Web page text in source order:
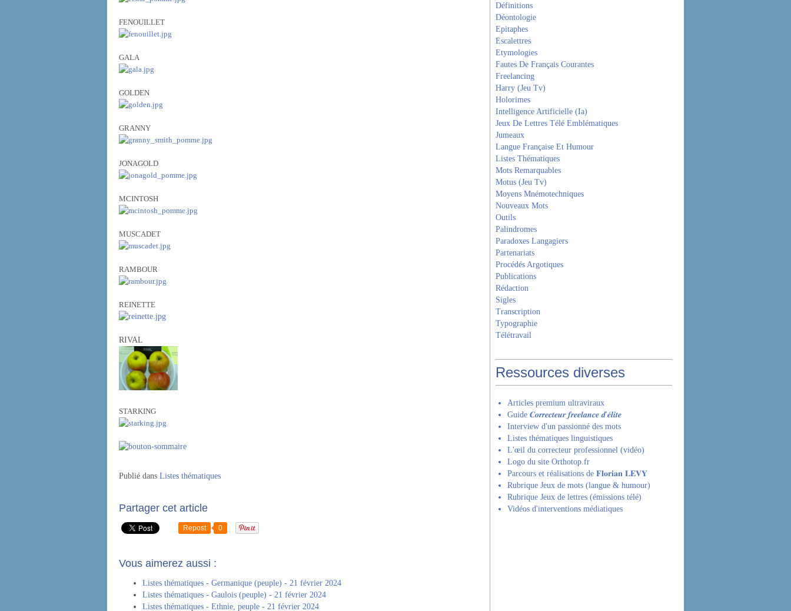
FENOUILLET
GALA
GOLDEN
GRANNY
JONAGOLD
MCINTOSH
MUSCADET
RAMBOUR
REINETTE
RIVAL
STARKING
Publié dans Listes thématiques
Partager cet article
Repost 0
Vous aimerez aussi :
Listes thématiques - Germanique (peuple) - 21 février 2024
Listes thématiques - Gaulois (peuple) - 21 février 2024
Listes thématiques - Ethnie, peuple - 21 février 2024
Définitions
Déontologie
Epitaphes
Escalettres
Etymologies
Fautes De Français Courantes
Freelancing
Harry (Jeu Tv)
Holorimes
Intelligence Artificielle (Ia)
Jeux De Lettres Télé Emblématiques
Jumeaux
Langue Française Et Humour
Listes Thématiques
Mots Remarquables
Motus (Jeu Tv)
Moyens Mnémotechniques
Nouveaux Mots
Outils
Palindromes
Paradoxes Langagiers
Partenariats
Procédés Argotiques
Publications
Rédaction
Sigles
Transcription
Typographie
Télétravail
Ressources diverses
Articles premium ultraviraux
Guide 𝑪𝒐𝒓𝒓𝒆𝒄𝒕𝒆𝒖𝒓 𝒇𝒓𝒆𝒆𝒍𝒂𝒏𝒄𝒆 𝒅'𝒆́𝒍𝒊𝒕𝒆
Interview d'un passionné des mots
Listes thématiques linguistiques
L'œil du correcteur professionnel (vidéo)
Logo du site Orthotop.fr
Parcours et réalisations de 𝐅𝐥𝐨𝐫𝐢𝐚𝐧 𝐋𝐄𝐕𝐘
Rubrique Jeux de mots (langue & humour)
Rubrique Jeux de lettres (émissions télé)
Vidéos d'interventions médiatiques